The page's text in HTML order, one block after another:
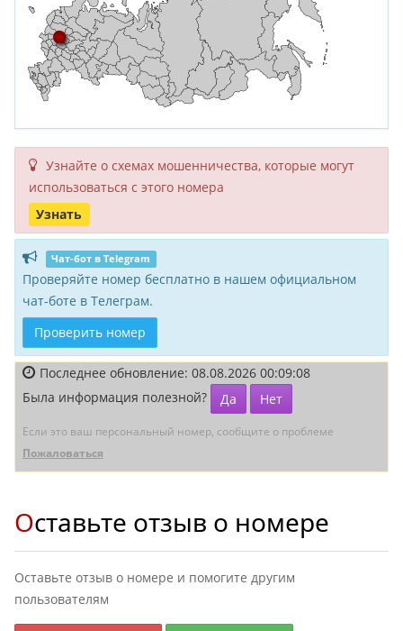
Узнайте о схемах мошенни­чества, кото­рые могут
исполь­зоваться с этого номера
Узнать
Чат-бот в Telegram
Проверяйте номер бесплатно в нашем официальном
чат-боте в Телеграм.
Проверить номер
Последнее обновление: 08.08.2026 00:09:08
Была информация полезной?
Да Нет
Если это ваш персональный номер, сообщите о проблеме
Пожаловаться
Оставьте отзыв о номере
Оставьте отзыв о номере и помогите другим
пользователям